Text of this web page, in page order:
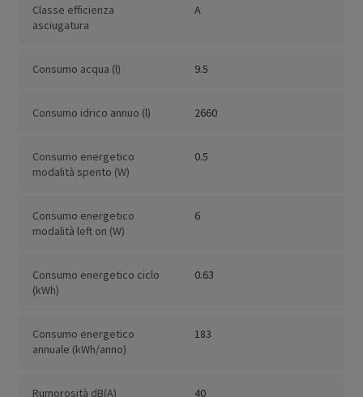
Classe efficienza
asciugatura
A
Consumo acqua (l) 9.5
Consumo idrico annuo (l) 2660
Consumo energetico
modalità spento (W)
0.5
Consumo energetico
modalità left on (W)
6
Consumo energetico ciclo
(kWh)
0.63
Consumo energetico
annuale (kWh/anno)
183
Rumorosità dB(A) 40